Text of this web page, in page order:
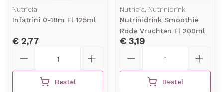
Nutricia
Infatrini 0-18m Fl 125ml
€ 2,77
Bestel
Nutricia, Nutrinidrink
Nutrinidrink Smoothie
Rode Vruchten Fl 200ml
€ 3,19
Bestel